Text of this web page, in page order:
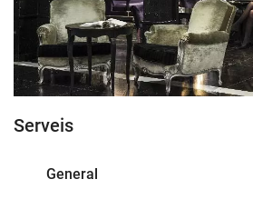
Serveis
General